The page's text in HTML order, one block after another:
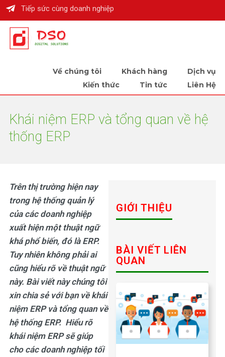
Tiếp sức cùng doanh nghiệp
Về chúng tôi Khách hàng
Dịch vụ
Kiến thức
Tin tức Liên Hệ
Khái niệm ERP và tổng quan về hệ
thống ERP
Trên thị trường hiện nay
trong hệ thống quản lý
của các doanh nghiệp
xuất hiện một thuật ngữ
khá phổ biến, đó là ERP.
Tuy nhiên không phải ai
cũng hiểu rõ về thuật ngữ
này. Bài viết này chúng tôi
xin chia sẻ với bạn về khái
niệm ERPvà tổng quan về
hệ thống ERP. Hiểu rõ
khái niệm ERPsẽ giúp
cho các doanh nghiệp tối
GIỚI THIỆU
BÀI VIẾT LIÊN
QUAN